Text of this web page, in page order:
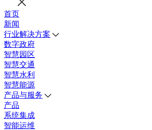
首页
新闻
行业解决方案
数字政府
智慧园区
智慧交通
智慧水利
智慧能源
产品与服务
产品
系统集成
智能运维